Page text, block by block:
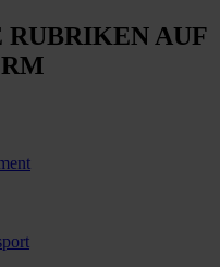
RUBRIKEN AUF